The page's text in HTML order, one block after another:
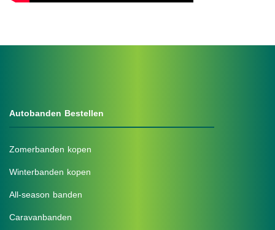
Autobanden Bestellen
Zomerbanden kopen
Winterbanden kopen
All-season banden
Caravanbanden